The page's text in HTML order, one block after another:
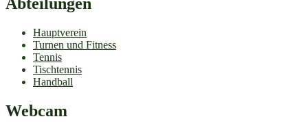
Hauptverein
Turnen und Fitness
Tennis
Tischtennis
Handball
Webcam